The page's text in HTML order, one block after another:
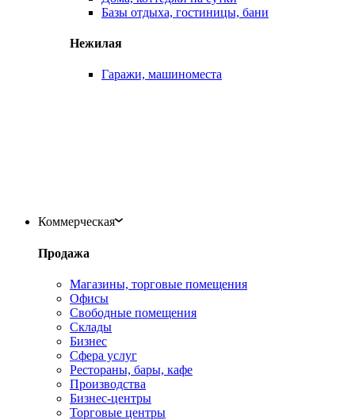
Базы отдыха, гостиницы, бани
Нежилая
Гаражи, машиноместа
Коммерческая
Продажа
Магазины, торговые помещения
Офисы
Свободные помещения
Склады
Бизнес
Сфера услуг
Рестораны, бары, кафе
Производства
Бизнес-центры
Торговые центры